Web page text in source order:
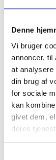
Denne
Vi bruger
annoncer, til
at analysere
din brug af
for sociale
kan
givet dem,
deres
Byggeven
en afdeling.